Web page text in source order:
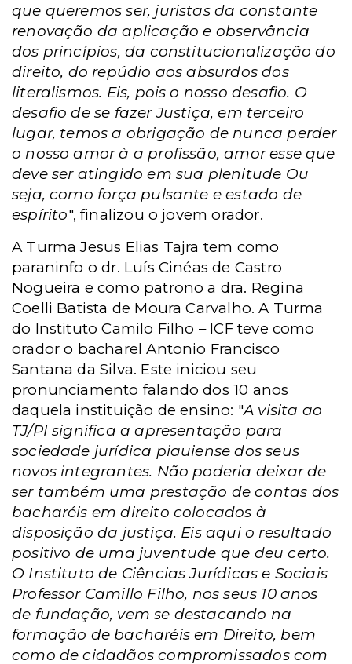
que queremos ser, juristas da constante
renovação da aplicação e observância
dos princípios, da constitucionalização do
direito, do repúdio aos absurdos dos
literalismos. Eis, pois o nosso desafio. O
desafio de se fazer Justiça, em terceiro
lugar, temos a obrigação de nunca perder
o nosso amor à a profissão, amor esse que
deve ser atingido em sua plenitude Ou
seja, como força pulsante e estado de
espírito", finalizou o jovem orador.
A Turma Jesus Elias Tajra tem como
paraninfo o dr. Luís Cinéas de Castro
Nogueira e como patrono a dra. Regina
Coelli Batista de Moura Carvalho. A Turma
do Instituto Camilo Filho – ICF teve como
orador o bacharel Antonio Francisco
Santana da Silva. Este iniciou seu
pronunciamento falando dos 10 anos
daquela instituição de ensino: "A visita ao
TJ/PI significa a apresentação para
sociedade jurídica piauiense dos seus
novos integrantes. Não poderia deixar de
ser também uma prestação de contas dos
bacharéis em direito colocados à
disposição da justiça. Eis aqui o resultado
positivo de uma juventude que deu certo.
O Instituto de Ciências Jurídicas e Sociais
Professor Camillo Filho, nos seus 10 anos
de fundação, vem se destacando na
formação de bacharéis em Direito, bem
como de cidadãos compromissados com